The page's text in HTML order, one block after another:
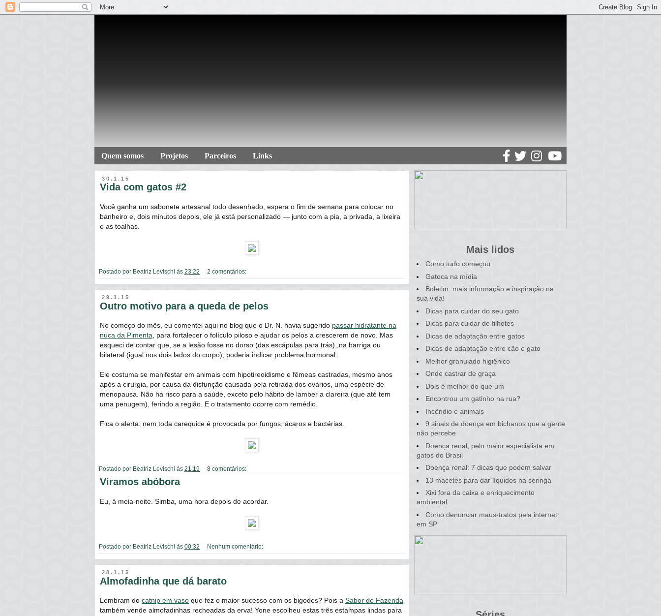
Quem somos Projetos Parceiros Links
30.1.15
Vida com gatos #2
Você ganha um sabonete artesanal todo desenhado, espera o fim de semana para colocar no
banheiro e, dois minutos depois, ele já está personalizado ― junto com a pia, a privada, a lixeira
e as toalhas.
Postado por Beatriz Levischi às 23:22 2 comentários:
29.1.15
Outro motivo para a queda de pelos
No começo do mês, eu comentei aqui no blog que o Dr. N. havia sugerido passar hidratante na
nuca da Pimenta , para fortalecer o folículo piloso e ajudar os pelos a crescerem de novo. Mas
esqueci de contar que, se a lesão fosse no dorso (das escápulas para trás), na barriga ou
bilateral (igual nos dois lados do corpo), poderia indicar problema hormonal.
Ele costuma se manifestar em animais com hipotireoidismo e fêmeas castradas, mesmo anos
após a cirurgia, por causa da disfunção causada pela retirada dos ovários, uma espécie de
menopausa. Não há risco para a saúde, exceto pelo hábito de lamber a clareira (que até tem
uma penugem), ferindo a região. E o tratamento ocorre com remédio.
Fica o alerta: nem toda carequice é provocada por fungos, ácaros e bactérias.
Postado por Beatriz Levischi às 21:19 8 comentários:
Viramos abóbora
Eu, à meia-noite. Simba, uma hora depois de acordar.
Postado por Beatriz Levischi às 00:32 Nenhum comentário:
28.1.15
Almofadinha que dá barato
Lembram do catnip em vaso que fez o maior sucesso com os bigodes? Pois a Sabor de Fazenda
também vende almofadinhas recheadas da erva! Yone escolheu estas três estampas lindas para
Mais lidos
Como tudo começou
Gatoca na mídia
Boletim: mais informação e inspiração na
sua vida!
Dicas para cuidar do seu gato
Dicas para cuidar de filhotes
Dicas de adaptação entre gatos
Dicas de adaptação entre cão e gato
Melhor granulado higiênico
Onde castrar de graça
Dois é melhor do que um
Encontrou um gatinho na rua?
Incêndio e animais
9 sinais de doença em bichanos que a gente
não percebe
Doença renal, pelo maior especialista em
gatos do Brasil
Doença renal: 7 dicas que podem salvar
13 macetes para dar líquidos na seringa
Xixi fora da caixa e enriquecimento
ambiental
Como denunciar maus-tratos pela internet
em SP